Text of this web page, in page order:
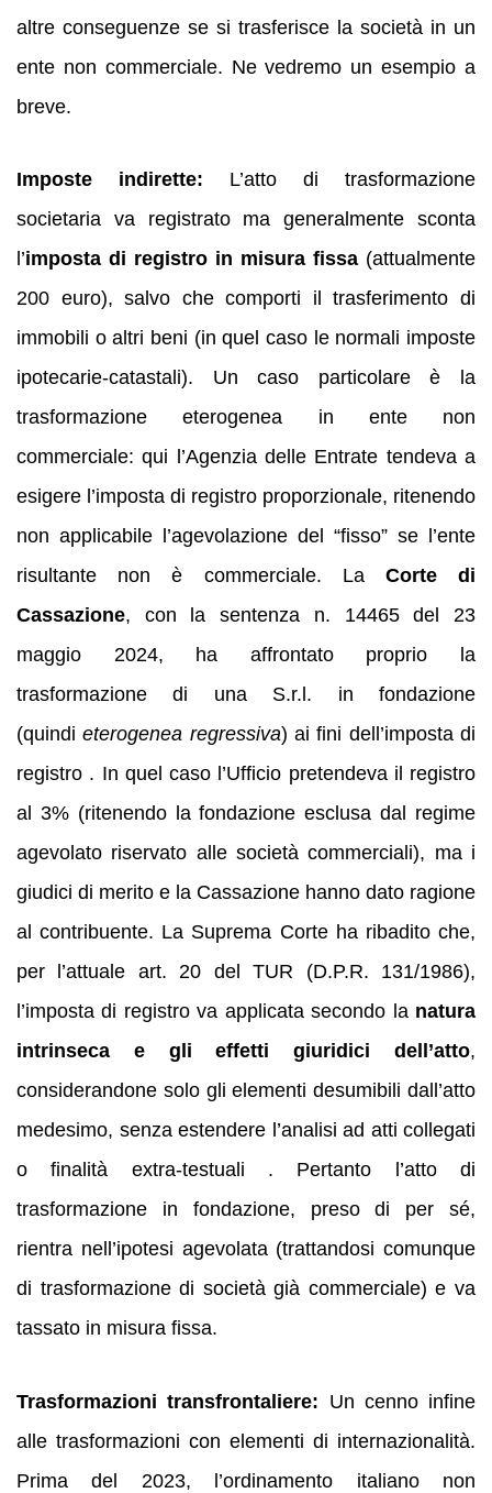
altre conseguenze se si trasferisce la società in un
ente non commerciale. Ne vedremo un esempio a
breve.
Imposte indirette: L’atto di trasformazione
societaria va registrato ma generalmente sconta
l’imposta di registro in misura fissa (attualmente
200 euro), salvo che comporti il trasferimento di
immobili o altri beni (in quel caso le normali imposte
ipotecarie-catastali). Un caso particolare è la
trasformazione eterogenea in ente non
commerciale: qui l’Agenzia delle Entrate tendeva a
esigere l’imposta di registro proporzionale, ritenendo
non applicabile l’agevolazione del “fisso” se l’ente
risultante non è commerciale. La Corte di
Cassazione, con la sentenza n. 14465 del 23
maggio 2024, ha affrontato proprio la
trasformazione di una S.r.l. in fondazione
(quindieterogenea regressiva) ai fini dell’imposta di
registro . In quel caso l’Ufficio pretendeva il registro
al 3% (ritenendo la fondazione esclusa dal regime
agevolato riservato alle società commerciali), ma i
giudici di merito e la Cassazione hanno dato ragione
al contribuente. La Suprema Corte ha ribadito che,
per l’attuale art. 20 del TUR (D.P.R. 131/1986),
l’imposta di registro va applicata secondo la natura
intrinseca e gli effetti giuridici dell’atto,
considerandone solo gli elementi desumibili dall’atto
medesimo, senza estendere l’analisi ad atti collegati
o finalità extra-testuali . Pertanto l’atto di
trasformazione in fondazione, preso di per sé,
rientra nell’ipotesi agevolata (trattandosi comunque
di trasformazione di società già commerciale) e va
tassato in misura fissa.
Trasformazioni transfrontaliere: Un cenno infine
alle trasformazioni con elementi di internazionalità.
Prima del 2023, l’ordinamento italiano non